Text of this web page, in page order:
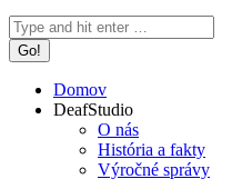
Search:
Domov
DeafStudio
O nás
História a fakty
Výročné správy